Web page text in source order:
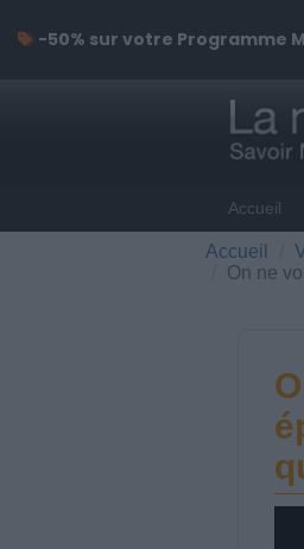
Accueil
Accueil
On ne
-50% sur votre Programme